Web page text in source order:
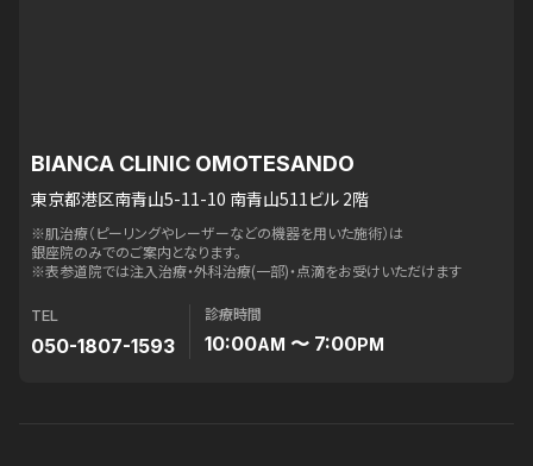
BIANCA CLINIC OMOTESANDO
東京都港区南青山5-11-10 南青山511ビル 2階
※肌治療（ピーリングやレーザーなどの機器を用いた施術）は
銀座院のみでのご案内となります。
※表参道院では注入治療・外科治療(一部)・点滴をお受けいただけます
TEL
050-1807-1593
診療時間
10:00AM 〜 7:00PM